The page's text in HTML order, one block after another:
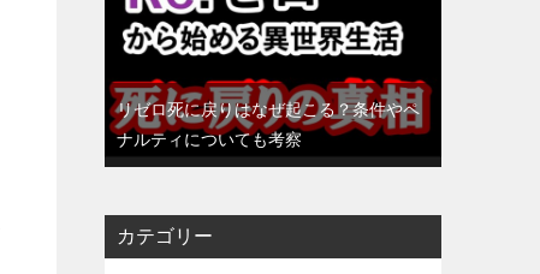
リゼロ死に戻りはなぜ起こる？条件やペ
ナルティについても考察
カテゴリー